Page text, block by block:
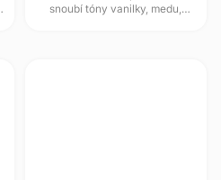
snoubí tóny vanilky, medu,